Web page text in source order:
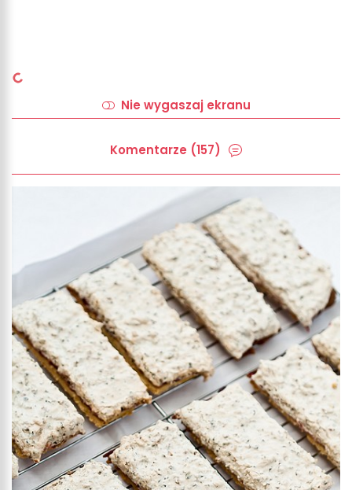
Nie wygaszaj ekranu
Komentarze (157)